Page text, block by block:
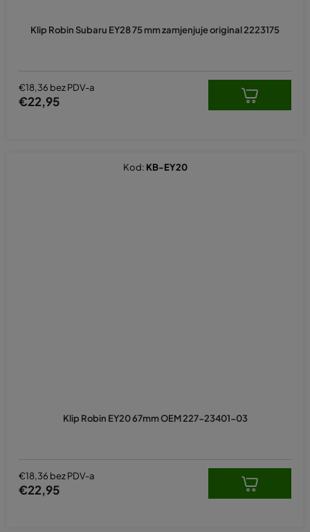
Klip Robin Subaru EY28 75 mm zamjenjuje original 2223175
€18,36 bez PDV-a
€22,95
Klip Robin EY20 67mm OEM 227-23401-03
€18,36 bez PDV-a
€22,95
Kod: KB-EY20